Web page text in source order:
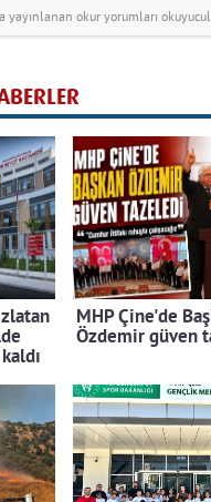
yayınlanan okur yorumları
MHP Çine'de
Özdemir güven